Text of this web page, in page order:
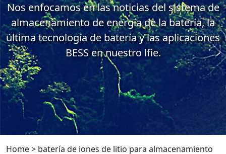
Nos enfocamos en las noticias del sistema de
almacenamiento de energía de la batería, la
última tecnología de batería y las aplicaciones
BESS en nuestro lfie.
Home> batería de iones de litio para almacenamiento